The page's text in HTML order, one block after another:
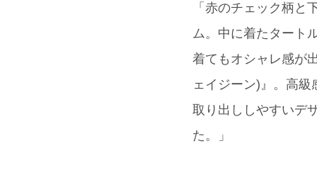
「赤のチェック柄
ム。中に着たタート
着てもオシャレ感が
ェイジーン)』。高
取り出ししやすいデ
た。」